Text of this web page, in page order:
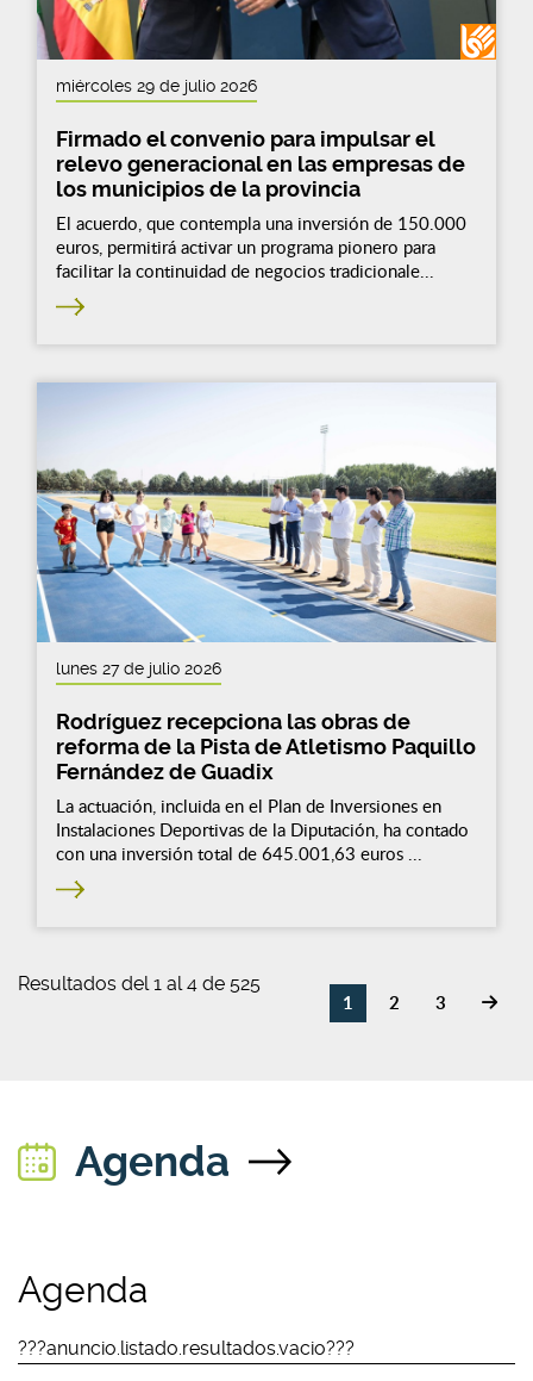
miércoles 29 de julio 2026
Firmado el convenio para impulsar el
relevo generacional en las empresas de
los municipios de la provincia
El acuerdo, que contempla una inversión de 150.000
euros, permitirá activar un programa pionero para
facilitar la continuidad de negocios tradicionale...
lunes 27 de julio 2026
Rodríguez recepciona las obras de
reforma de la Pista de Atletismo Paquillo
Fernández de Guadix
La actuación, incluida en el Plan de Inversiones en
Instalaciones Deportivas de la Diputación, ha contado
con una inversión total de 645.001,63 euros ...
Resultados del 1 al 4 de 525
1 2 3
Agenda
Agenda
???anuncio.listado.resultados.vacio???